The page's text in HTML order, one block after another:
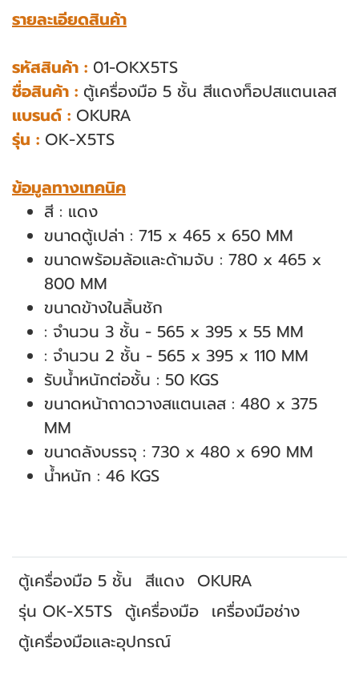
รายละเอียดสินค้า
รหัสสินค้า : 01-OKX5TS
ชื่อสินค้า : ตู้เครื่องมือ 5 ชั้น สีแดงท็อปสแตนเลส
แบรนด์ : OKURA
รุ่น : OK-X5TS
ข้อมูลทางเทคนิค
สี : แดง
ขนาดตู้เปล่า : 715 x 465 x 650 MM
ขนาดพร้อมล้อและด้ามจับ : 780 x 465 x
800 MM
ขนาดข้างในลิ้นชัก
: จํานวน 3 ชั้น - 565 x 395 x 55 MM
: จํานวน 2 ชั้น - 565 x 395 x 110 MM
รับน้ำหนักต่อชั้น : 50 KGS
ขนาดหน้าถาดวางสแตนเลส : 480 x 375
MM
ขนาดลังบรรจุ : 730 x 480 x 690 MM
น้ำหนัก : 46 KGS
ตู้เครื่องมือ 5 ชั้น สีแดง OKURA
รุ่น OK-X5TS ตู้เครื่องมือ เครื่องมือช่าง
ตู้เครื่องมือและอุปกรณ์